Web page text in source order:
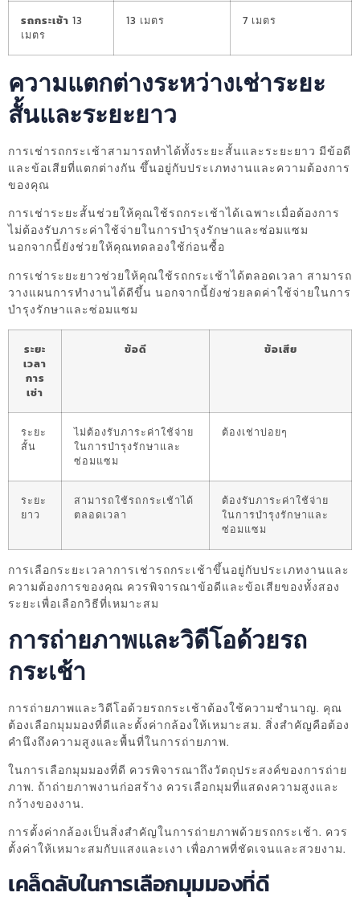
รถกระเช้า 13
เมตร
13 เมตร 7 เมตร
ความแตกต่างระหว่างเช่าระยะ
สั้นและระยะยาว
การเช่ารถกระเช้าสามารถทำได้ทั้งระยะสั้นและระยะยาว มีข้อดี
และข้อเสียที่แตกต่างกัน ขึ้นอยู่กับประเภทงานและความต้องการ
ของคุณ
การเช่าระยะสั้นช่วยให้คุณใช้รถกระเช้าได้เฉพาะเมื่อต้องการ
ไม่ต้องรับภาระค่าใช้จ่ายในการบำรุงรักษาและซ่อมแซม
นอกจากนี้ยังช่วยให้คุณทดลองใช้ก่อนซื้อ
การเช่าระยะยาวช่วยให้คุณใช้รถกระเช้าได้ตลอดเวลา สามารถ
วางแผนการทำงานได้ดีขึ้น นอกจากนี้ยังช่วยลดค่าใช้จ่ายในการ
บำรุงรักษาและซ่อมแซม
ระยะ
เวลา
การ
เช่า
ข้อดี ข้อเสีย
ระยะ
สั้น
ไม่ต้องรับภาระค่าใช้จ่าย
ในการบำรุงรักษาและ
ซ่อมแซม
ต้องเช่าบ่อยๆ
ระยะ
ยาว
สามารถใช้รถกระเช้าได้
ตลอดเวลา
ต้องรับภาระค่าใช้จ่าย
ในการบำรุงรักษาและ
ซ่อมแซม
การเลือกระยะเวลาการเช่ารถกระเช้าขึ้นอยู่กับประเภทงานและ
ความต้องการของคุณ ควรพิจารณาข้อดีและข้อเสียของทั้งสอง
ระยะเพื่อเลือกวิธีที่เหมาะสม
การถ่ายภาพและวิดีโอด้วยรถ
กระเช้า
การถ่ายภาพและวิดีโอด้วยรถกระเช้าต้องใช้ความชำนาญ. คุณ
ต้องเลือกมุมมองที่ดีและตั้งค่ากล้องให้เหมาะสม. สิ่งสำคัญคือต้อง
คำนึงถึงความสูงและพื้นที่ในการถ่ายภาพ.
ในการเลือกมุมมองที่ดี ควรพิจารณาถึงวัตถุประสงค์ของการถ่าย
ภาพ. ถ้าถ่ายภาพงานก่อสร้าง ควรเลือกมุมที่แสดงความสูงและ
กว้างของงาน.
การตั้งค่ากล้องเป็นสิ่งสำคัญในการถ่ายภาพด้วยรถกระเช้า. ควร
ตั้งค่าให้เหมาะสมกับแสงและเงา เพื่อภาพที่ชัดเจนและสวยงาม.
เคล็ดลับในการเลือกมุมมองที่ดี